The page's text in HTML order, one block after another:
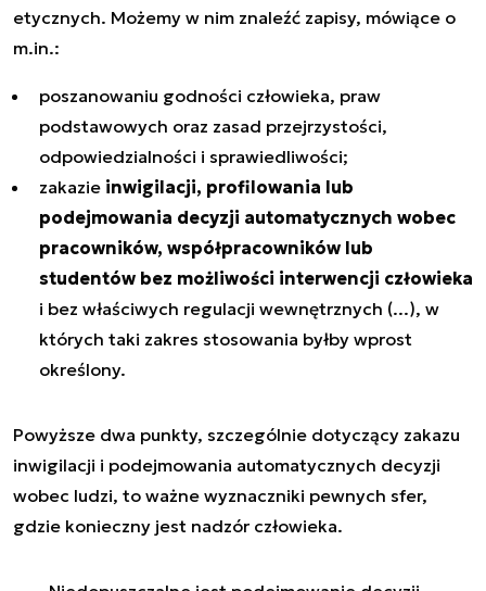
etycznych. Możemy w nim znaleźć zapisy, mówiące o
m.in.:
poszanowaniu godności człowieka, praw
podstawowych oraz zasad przejrzystości,
odpowiedzialności i sprawiedliwości;
zakazie inwigilacji, profilowania lub
podejmowania decyzji automatycznych wobec
pracowników, współpracowników lub
studentów bez możliwości interwencji człowieka
i bez właściwych regulacji wewnętrznych (...), w
których taki zakres stosowania byłby wprost
określony.
Powyższe dwa punkty, szczególnie dotyczący zakazu
inwigilacji i podejmowania automatycznych decyzji
wobec ludzi, to ważne wyznaczniki pewnych sfer,
gdzie konieczny jest nadzór człowieka.